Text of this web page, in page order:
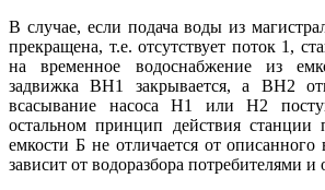
В случае, если подача воды из
прекращена, т.е. отсутствует поток 1,
на временное водоснабжение из
задвижка ВН1 закрывается, а ВН2
всасывание насоса Н1 или Н2
остальном принцип действия
емкости Б не отличается от
зависит от водоразбора потребителями и